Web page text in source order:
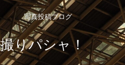
写真投稿ブログ
撮りパシャ！